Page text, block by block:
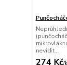
nevidit...
274 Kč/